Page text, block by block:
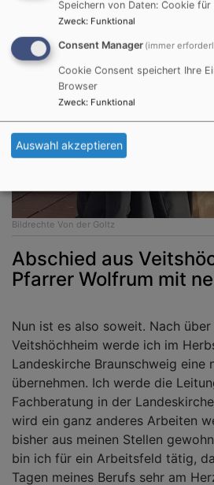
Bildrechte Von der Goltz
Abschied aus
Pfarrer Wolfrum mit
Nun ist es also soweit. Nach
Veitshöchheim werde ich im
Landeskirche Braunschweig eine
übernehmen. Ich werde die
Fachberatung in der
wird ein ganz anderes Arbeiten
bisher aus meinen Stellen
bin ich für ein Arbeitsfeld tätig,
Tagen meines Berufs sehr am
Speichern von Daten: Cookie
Zweck: Funktional
Consent Manager (immer
Cookie Consent speichert Ihre
Browser
Zweck: Funktional
Auswahl akzeptieren